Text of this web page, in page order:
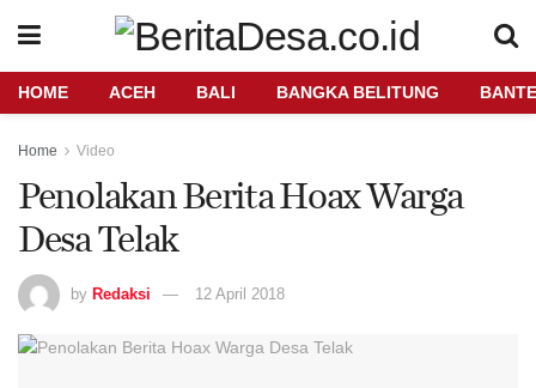
HOME ACEH BALI BANGKA BELITUNG
Home Video
Penolakan Berita Hoax Warga
Desa Telak
by Redaksi 12 April 2018